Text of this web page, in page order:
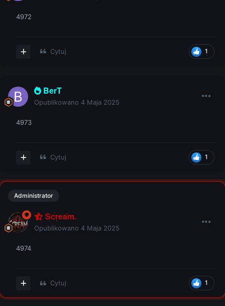
4972
1
Cytuj
BerT
Opublikowano 4 Maja 2025
4973
1
Cytuj
Administrator
Scream.
Opublikowano 4 Maja 2025
4974
1
Cytuj